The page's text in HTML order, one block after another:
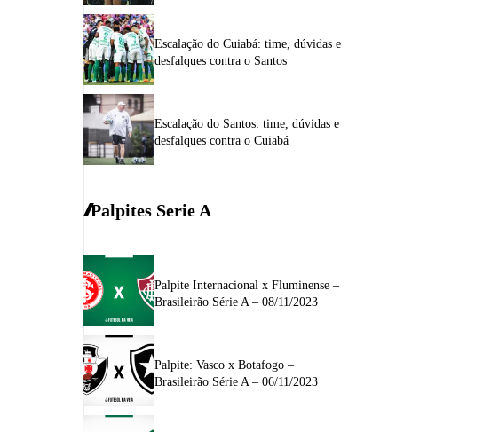
Escalação do Cuiabá: time, dúvidas e
desfalques contra o Santos
Escalação do Santos: time, dúvidas e
desfalques contra o Cuiabá
Palpites Serie A
Palpite Internacional x Fluminense –
Brasileirão Série A – 08/11/2023
Palpite: Vasco x Botafogo –
Brasileirão Série A – 06/11/2023